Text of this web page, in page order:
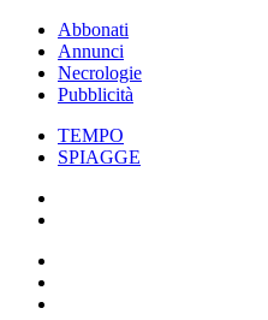
Abbonati
Annunci
Necrologie
Pubblicità
TEMPO
SPIAGGE